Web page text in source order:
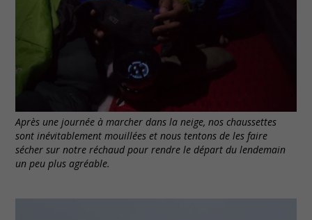
Après une journée à marcher dans la neige, nos chaussettes
sont inévitablement mouillées et nous tentons de les faire
sécher sur notre réchaud pour rendre le départ du lendemain
un peu plus agréable.